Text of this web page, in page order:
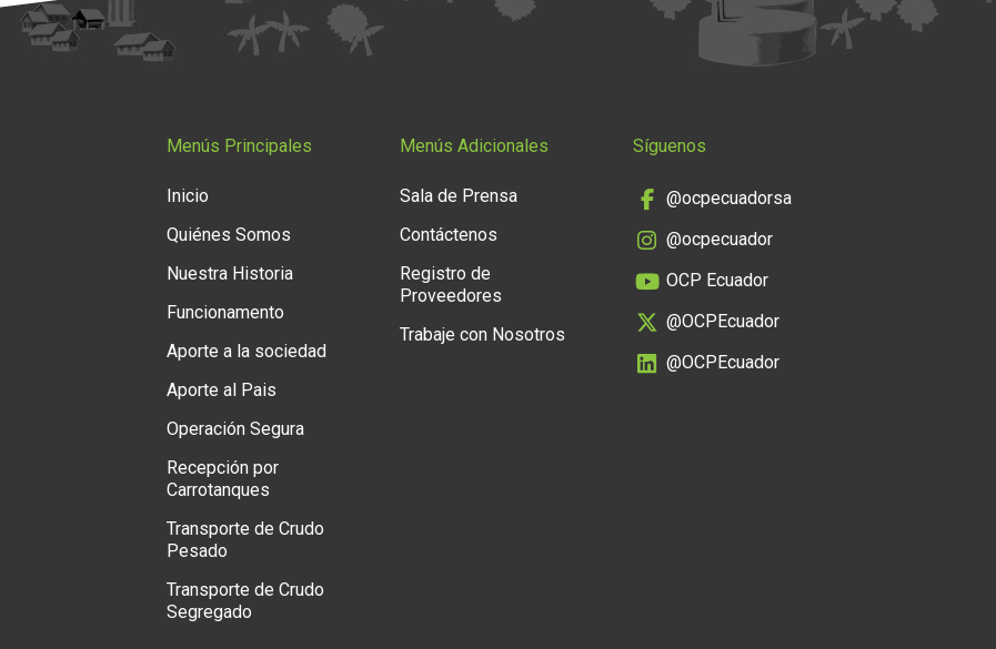
Menús Principales
Inicio
Quiénes Somos
Nuestra Historia
Funcionamento
Aporte a la sociedad
Aporte al Pais
Operación Segura
Recepción por
Carrotanques
Transporte de Crudo
Pesado
Transporte de Crudo
Segregado
Menús Adicionales
Sala de Prensa
Contáctenos
Registro de
Proveedores
Trabaje con Nosotros
Síguenos
@ocpecuadorsa
@ocpecuador
OCP Ecuador
@OCPEcuador
@OCPEcuador